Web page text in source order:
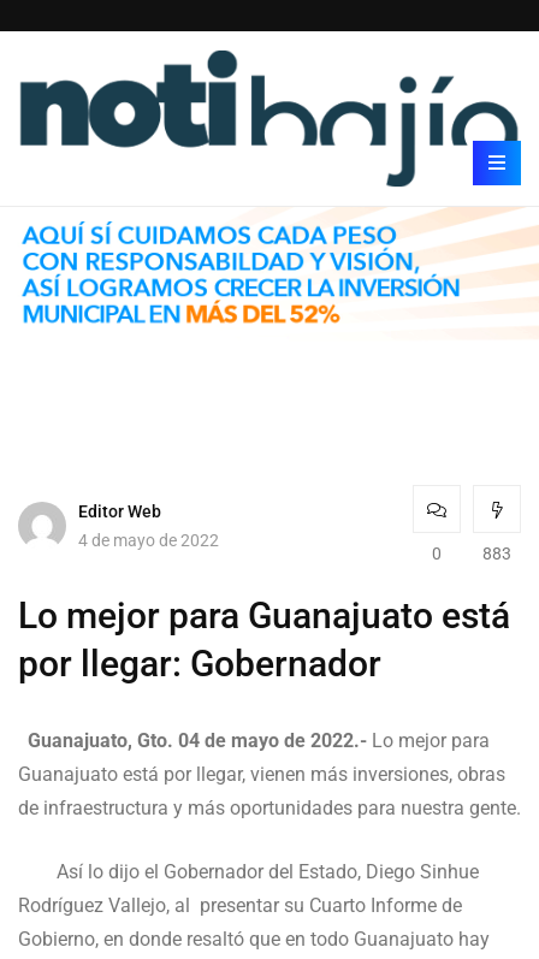
Editor Web
4 de mayo de 2022
0 883
Lo mejor para Guanajuato está
por llegar: Gobernador
Guanajuato, Gto. 04 de mayo de 2022.- Lo mejor para
Guanajuato está por llegar, vienen más inversiones, obras
de infraestructura y más oportunidades para nuestra gente.
Así lo dijo el Gobernador del Estado, Diego Sinhue
Rodríguez Vallejo, al presentar su Cuarto Informe de
Gobierno, en donde resaltó que en todo Guanajuato hay